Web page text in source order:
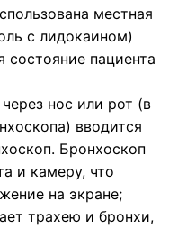
местная
с лидокаином)
состояние пациента
нос или рот (в
вводится
Бронхоскоп
и камеру, что
на экране;
трахею и бронхи,